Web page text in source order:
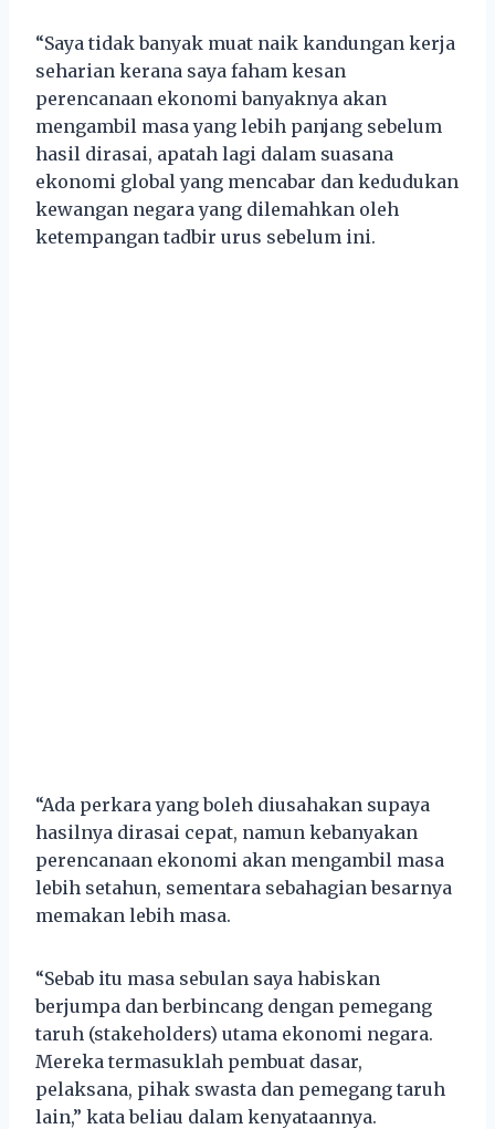
“Saya tidak banyak muat naik kandungan kerja
seharian kerana saya faham kesan
perencanaan ekonomi banyaknya akan
mengambil masa yang lebih panjang sebelum
hasil dirasai, apatah lagi dalam suasana
ekonomi global yang mencabar dan kedudukan
kewangan negara yang dilemahkan oleh
ketempangan tadbir urus sebelum ini.
“Ada perkara yang boleh diusahakan supaya
hasilnya dirasai cepat, namun kebanyakan
perencanaan ekonomi akan mengambil masa
lebih setahun, sementara sebahagian besarnya
memakan lebih masa.
“Sebab itu masa sebulan saya habiskan
berjumpa dan berbincang dengan pemegang
taruh (stakeholders) utama ekonomi negara.
Mereka termasuklah pembuat dasar,
pelaksana, pihak swasta dan pemegang taruh
lain,” kata beliau dalam kenyataannya.